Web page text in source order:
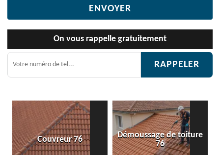
On vous rappelle gratuitement
Couvreur 76
Démoussage de toiture
76